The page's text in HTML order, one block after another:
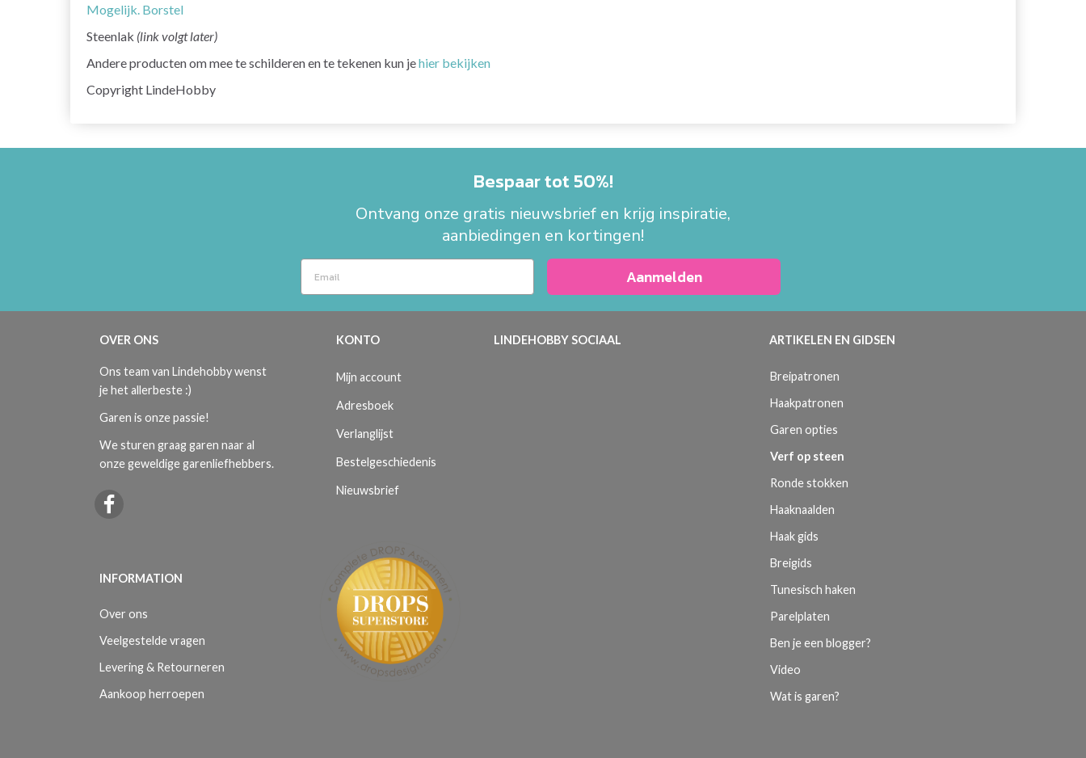
Mogelijk. Borstel
Steenlak (link volgt later)
Andere producten om mee te schilderen en te tekenen kun jehier bekijken
Copyright LindeHobby
Bespaar tot 50%!
Ontvang onze gratis nieuwsbrief en krijg inspiratie,
aanbiedingen en kortingen!
Aanmelden
OVER ONS
Ons team van Lindehobby wenst
je het allerbeste :)
Garen is onze passie!
We sturen graag garen naar al
onze geweldige garenliefhebbers.
INFORMATION
Over ons
Veelgestelde vragen
Levering & Retourneren
Aankoop herroepen
KONTO
Mijn account
Adresboek
Verlanglijst
Bestelgeschiedenis
Nieuwsbrief
LINDEHOBBY SOCIAAL ARTIKELEN EN GIDSEN
Breipatronen
Haakpatronen
Garen opties
Verf op steen
Ronde stokken
Haaknaalden
Haak gids
Breigids
Tunesisch haken
Parelplaten
Ben je een blogger?
Video
Wat is garen?